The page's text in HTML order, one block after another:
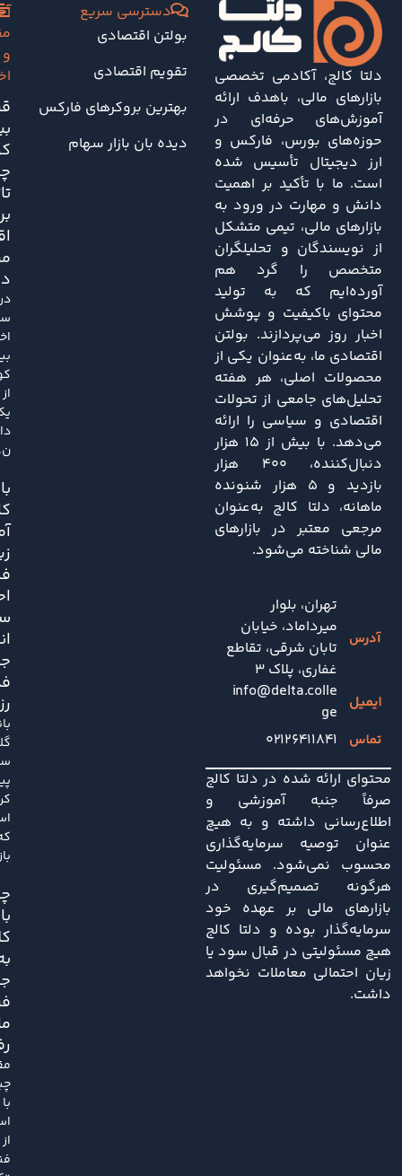
دلتا کالج، آکادمی تخصصی
بازارهای مالی، باهدف ارائه
آموزش‌های حرفه‌ای در
حوزه‌های بورس، فارکس و
ارز دیجیتال تأسیس شده
است. ما با تأکید بر اهمیت
دانش و مهارت در ورود به
بازارهای مالی، تیمی متشکل
از نویسندگان و تحلیلگران
متخصص را گرد هم
آورده‌ایم که به تولید
محتوای باکیفیت و پوشش
اخبار روز می‌پردازند. بولتن
اقتصادی ما، به‌عنوان یکی از
محصولات اصلی، هر هفته
تحلیل‌های جامعی از تحولات
اقتصادی و سیاسی را ارائه
می‌دهد. با بیش از ۱۵ هزار
دنبال‌کننده، ۴۰۰ هزار
بازدید و ۵ هزار شنونده
ماهانه، دلتا کالج به‌عنوان
مرجعی معتبر در بازارهای
مالی شناخته می‌شود.
تهران، بلوار
میرداماد، خیابان
تابان شرقی، تقاطع
غفاری، پلاک 3
info@delta.colle
ge
۰۲۱۲۶۴۱۱۸۴۱
محتوای ارائه شده در دلتا کالج
صرفاً جنبه آموزشی و
اطلاع‌رسانی داشته و به هیچ
عنوان توصیه سرمایه‌گذاری
محسوب نمی‌شود. مسئولیت
هرگونه تصمیم‌گیری در
بازارهای مالی بر عهده خود
سرمایه‌گذار بوده و دلتا کالج
هیچ مسئولیتی در قبال سود یا
زیان احتمالی معاملات نخواهد
داشت.
دسترسی سریع
بولتن اقتصادی
تقویم اقتصادی
بهترین بروکرهای فارکس
دیده بان بازار سهام
و
بر
در
از
با
با
از